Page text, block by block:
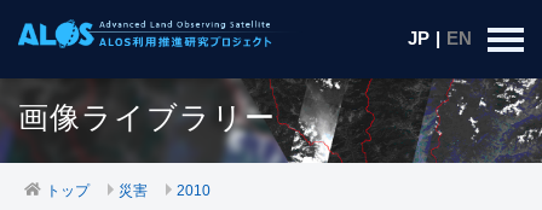
JP | EN
画像ライブラリー
トップ 災害
2010